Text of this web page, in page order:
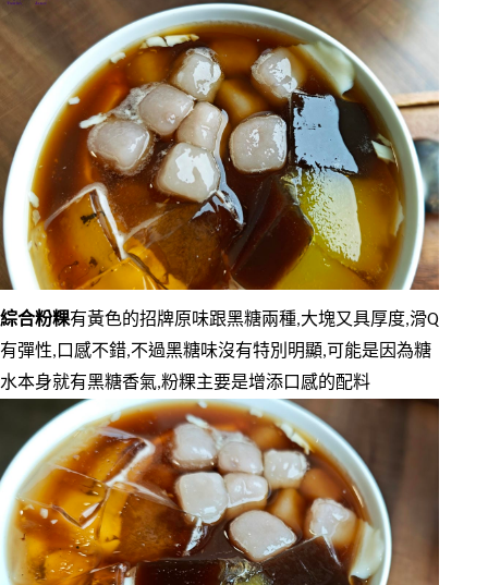
綜合粉粿有黃色的招牌原味跟黑糖兩種,大塊又具厚度,滑Q
有彈性,口感不錯,不過黑糖味沒有特別明顯,可能是因為糖
水本身就有黑糖香氣,粉粿主要是增添口感的配料